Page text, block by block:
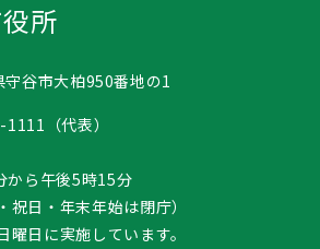
所
谷市大柏950番地の1
（代表）
ら午後5時15分
祝日・年末年始は閉庁）
曜日に実施しています。